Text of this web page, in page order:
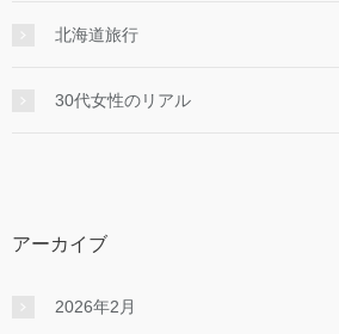
北海道旅行
30代女性のリアル
アーカイブ
2026年2月